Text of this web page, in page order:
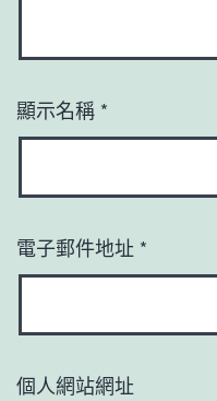
顯示名稱 *
電子郵件地址 *
個人網站網址